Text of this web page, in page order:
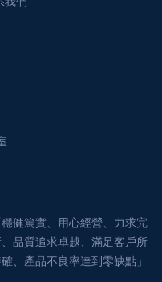
健篤實、用心經營、力求完
品質追求卓越、滿足客戶所
、產品不良率達到零缺點」